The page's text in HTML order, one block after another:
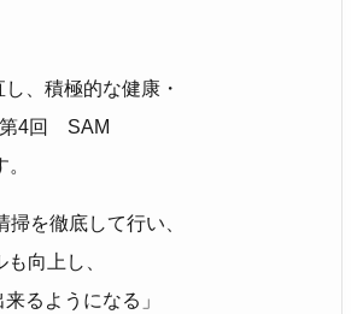
、積極的な健康・
第4回 SAM
を徹底して行い、
向上し、
るようになる」